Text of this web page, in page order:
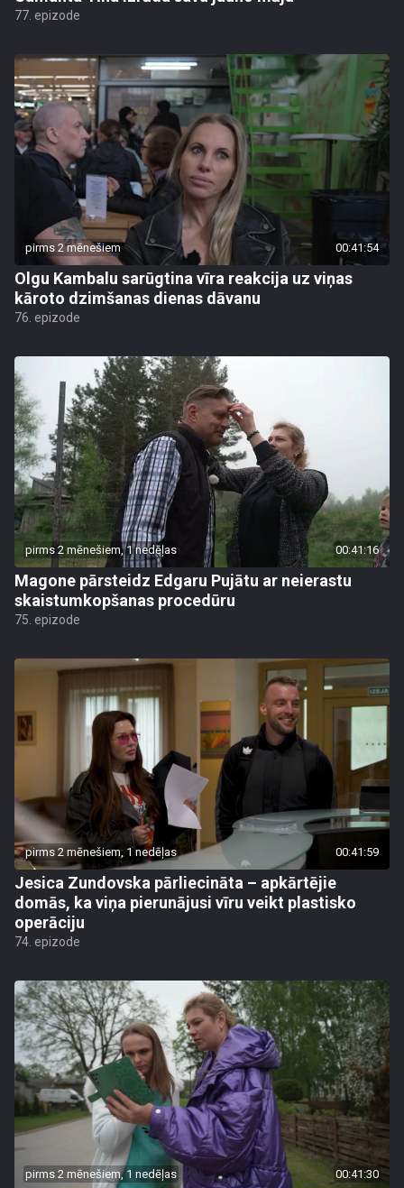
77. epizode
pirms 2 mēnešiem 00:41:54
Olgu Kambalu sarūgtina vīra reakcija uz viņas
kāroto dzimšanas dienas dāvanu
76. epizode
pirms 2 mēnešiem, 1 nedēļas 00:41:16
Magone pārsteidz Edgaru Pujātu ar neierastu
skaistumkopšanas procedūru
75. epizode
pirms 2 mēnešiem, 1 nedēļas 00:41:59
Jesica Zundovska pārliecināta – apkārtējie
domās, ka viņa pierunājusi vīru veikt plastisko
operāciju
74. epizode
pirms 2 mēnešiem, 1 nedēļas 00:41:30